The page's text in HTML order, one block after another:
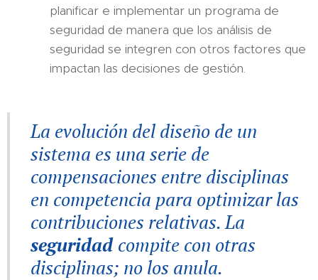
planificar e implementar un programa de
seguridad de manera que los análisis de
seguridad se integren con otros factores que
impactan las decisiones de gestión.
La evolución del diseño de un
sistema es una serie de
compensaciones entre disciplinas
en competencia para optimizar las
contribuciones relativas. La
seguridad compite con otras
disciplinas; no los anula.